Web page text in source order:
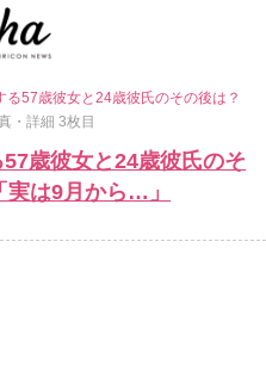
57歳彼女と24歳彼氏のその後は？
・詳細 3枚目
歳彼女と24歳彼氏のそ
は9月から…」